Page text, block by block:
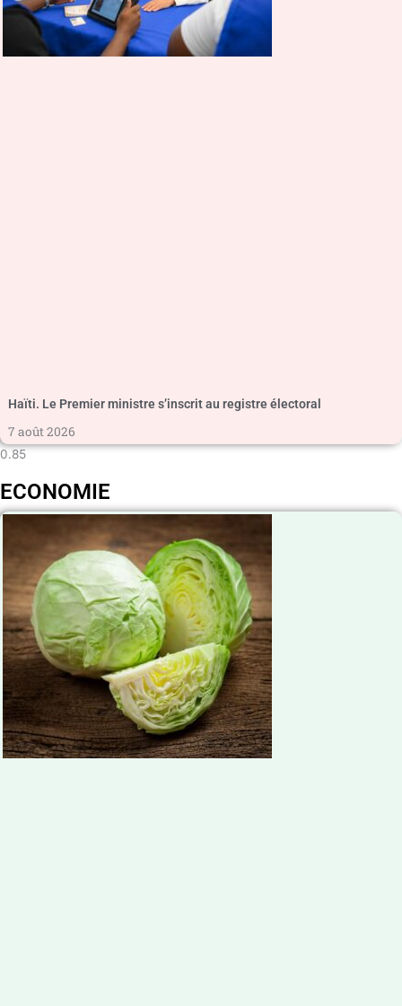
Haïti. Le Premier ministre s’inscrit au registre électoral
7 août 2026
ECONOMIE